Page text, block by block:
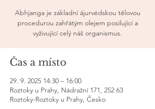
Abhjanga je základní ájurvédskou tělovou
procedurou zahřátým olejem posilující a
vyživující celý náš organismus.
Čas a místo
29. 9. 2025 14:30 – 16:00
Roztoky u Prahy, Nádražní 171, 252 63
Roztoky-Roztoky u Prahy, Česko